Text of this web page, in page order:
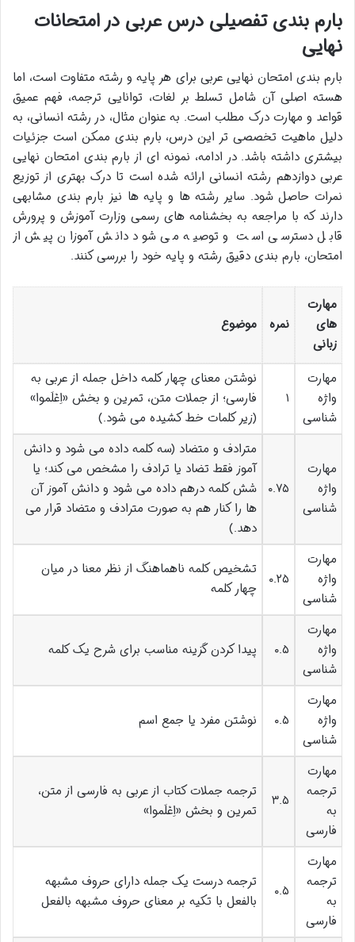
بارم بندی تفصیلی درس عربی در امتحانات
نهایی
بارم بندی امتحان نهایی عربی برای هر پایه و رشته متفاوت است، اما
هسته اصلی آن شامل تسلط بر لغات، توانایی ترجمه، فهم عمیق
قواعد و مهارت درک مطلب است. به عنوان مثال، در رشته انسانی، به
دلیل ماهیت تخصصی تر این درس، بارم بندی ممکن است جزئیات
بیشتری داشته باشد. در ادامه، نمونه ای از بارم بندی امتحان نهایی
عربی دوازدهم رشته انسانی ارائه شده است تا درک بهتری از توزیع
نمرات حاصل شود. سایر رشته ها و پایه ها نیز بارم بندی مشابهی
دارند که با مراجعه به بخشنامه های رسمی وزارت آموزش و پرورش
قابل دسترسی است و توصیه می شود دانش آموزان پیش از
امتحان، بارم بندی دقیق رشته و پایه خود را بررسی کنند.
مهارت
های
زبانی
نمره موضوع
مهارت
واژه
شناسی
۱
نوشتن معنای چهار کلمه داخل جمله از عربی به
فارسی؛ از جملات متن، تمرین و بخش «اِعْلَموا»
(زیر کلمات خط کشیده می شود.)
مهارت
واژه
شناسی
۰.۷۵
مترادف و متضاد (سه کلمه داده می شود و دانش
آموز فقط تضاد یا ترادف را مشخص می کند؛ یا
شش کلمه درهم داده می شود و دانش آموز آن
ها را کنار هم به صورت مترادف و متضاد قرار می
دهد.)
مهارت
واژه
شناسی
۰.۲۵
تشخیص کلمه ناهماهنگ از نظر معنا در میان
چهار کلمه
مهارت
واژه
شناسی
۰.۵ پیدا کردن گزینه مناسب برای شرح یک کلمه
مهارت
واژه
شناسی
۰.۵ نوشتن مفرد یا جمع اسم
مهارت
ترجمه
به
فارسی
۳.۵
ترجمه جملات کتاب از عربی به فارسی از متن،
تمرین و بخش «اِعْلَموا»
مهارت
ترجمه
به
فارسی
۰.۵
ترجمه درست یک جمله دارای حروف مشبهه
بالفعل با تکیه بر معنای حروف مشبهه بالفعل